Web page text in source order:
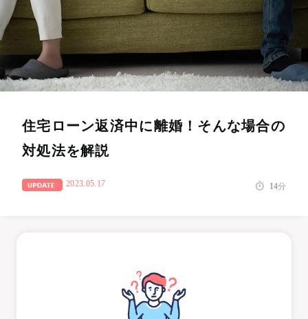
住宅ローン返済中に離婚！そんな場合の
対処法を解説
2023.05.17 14分